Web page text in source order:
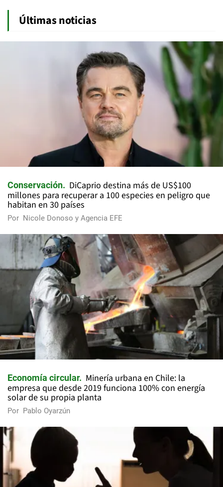
Últimas noticias
Conservación
DiCaprio destina más de US$100
millones para recuperar a 100 especies en peligro que
habitan en 30 países
Por Nicole Donoso y Agencia EFE
Economía circular
Minería urbana en Chile: la
empresa que desde 2019 funciona 100% con energía
solar de su propia planta
Por Pablo Oyarzún